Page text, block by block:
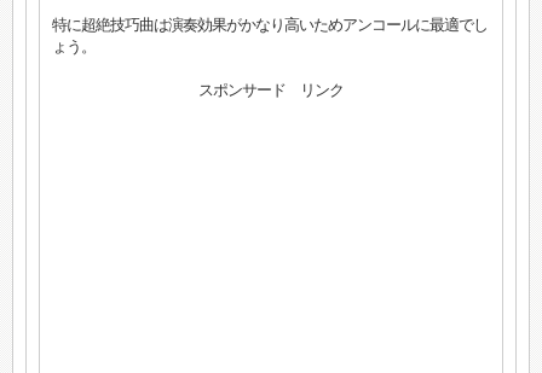
特に超絶技巧曲は演奏効果がかなり高いためアンコールに最適でし
ょう。
スポンサード リンク